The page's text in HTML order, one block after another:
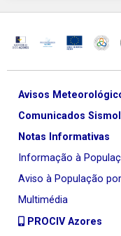
Avisos
Comunicados
Notas Informativas
Informação à
Aviso à População
Multimédia
PROCIV Azores